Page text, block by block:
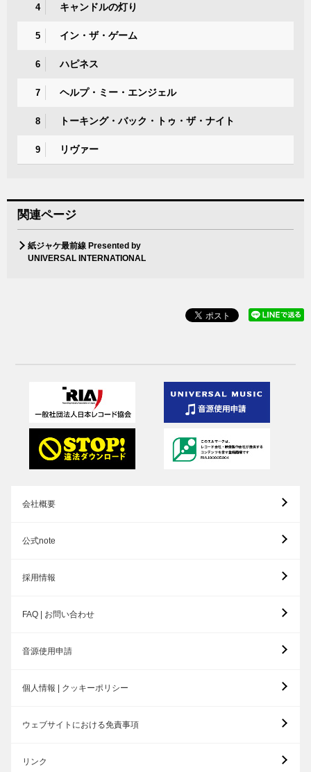
4 キャンドルの灯り
5 イン・ザ・ゲーム
6 ハピネス
7 ヘルプ・ミー・エンジェル
8 トーキング・バック・トゥ・ザ・ナイト
9 リヴァー
関連ページ
紙ジャケ最前線 Presented by
UNIVERSAL INTERNATIONAL
会社概要
公式note
採用情報
FAQ | お問い合わせ
音源使用申請
個人情報 | クッキーポリシー
ウェブサイトにおける免責事項
リンク